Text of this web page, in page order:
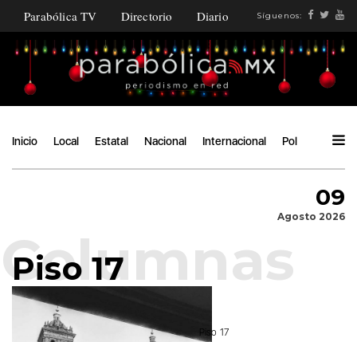
Parabólica TV Directorio Diario Síguenos:
Inicio Local Estatal Nacional Internacional Política
09
Agosto 2026
Piso 17
Piso 17